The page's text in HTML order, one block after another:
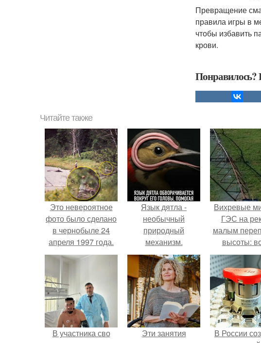
Превращение
правила игры в
чтобы избавить
крови.
Понравилось?
Читайте также
Это невероятное
фото было сделано
в чернобыле 24
апреля 1997 года.
Язык дятла -
необычный
природный
механизм.
Вихревые
ГЭС на
малым
высоты:
бетонной
В участника сво
Эти занятия
В России